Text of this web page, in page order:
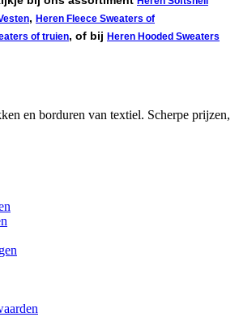
, Heren Fleece Sweaters of
of truien, of bij Heren Hooded Sweaters
en borduren van textiel. Scherpe prijzen,